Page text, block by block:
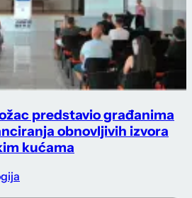
predstavio građanima
obnovljivih izvora
kućama